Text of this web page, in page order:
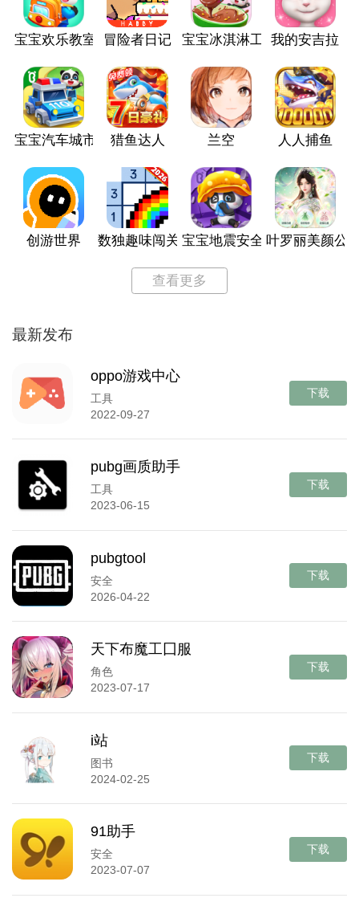
宝宝欢乐教室 冒险者日记 宝宝冰淇淋工厂我的安吉拉
宝宝汽车城市 猎鱼达人 兰空 人人捕鱼
创游世界 数独趣味闯关 宝宝地震安全3叶罗丽美颜公
查看更多
最新发布
oppo游戏中心
工具
2022-09-27
下载
pubg画质助手
工具
2023-06-15
下载
pubgtool
安全
2026-04-22
下载
天下布魔工囗服
角色
2023-07-17
下载
i站
图书
2024-02-25
下载
91助手
安全
2023-07-07
下载